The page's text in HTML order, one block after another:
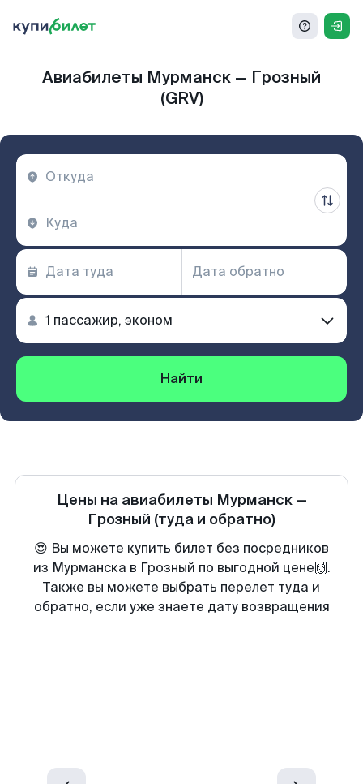
Авиабилеты Мурманск — Грозный
(GRV)
Найти
Цены на авиабилеты Мурманск—
Грозный (туда и обратно)
😍 Вы можете купить билет без посредников
из Мурманска в Грозный по выгодной цене🙌.
Также вы можете выбрать перелет туда и
обратно, если уже знаете дату возвращения